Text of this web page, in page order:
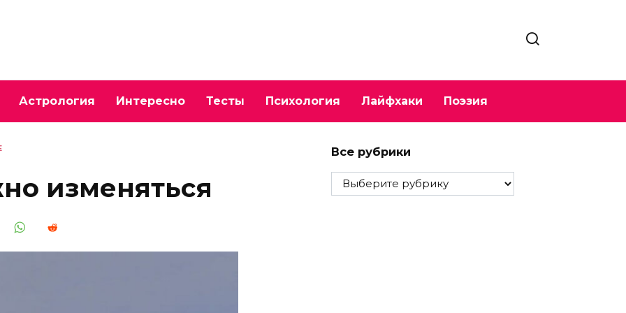
Астрология Интересно Тесты Психология Лайфхаки Поэзия
изменяться
Все рубрики
Все
рубрики